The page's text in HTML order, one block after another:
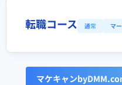
転職コース 通常 マ
マケキャン